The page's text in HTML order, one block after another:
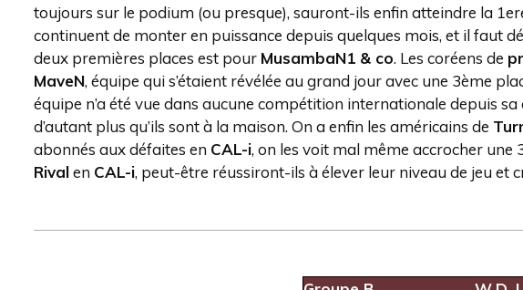
toujours sur le podium (ou presque), sauront-ils enfin atteindre la
continuent de monter en puissance depuis quelques mois, et il faut
deux premières places est pour MusambaN1 & co. Les coréens de
MaveN, équipe qui s’étaient révélée au grand jour avec une 3ème
équipe n’a été vue dans aucune compétition internationale depuis
d’autant plus qu’ils sont à la maison. On a enfin les américains de
abonnés aux défaites en CAL-i, on les voit mal même accrocher une
Rivalen CAL-i, peut-être réussiront-ils à élever leur niveau de jeu et